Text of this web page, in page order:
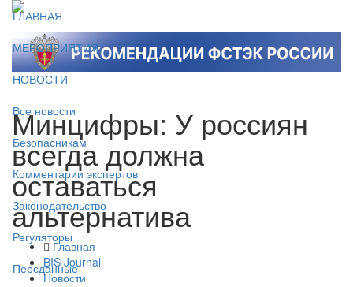
ГЛАВНАЯ
МЕРОПРИЯТИЯ
НОВОСТИ
Все новости
Безопасникам
Комментарии экспертов
Законодательство
Регуляторы
Персданные
Минцифры: У россиян
всегда должна
оставаться
альтернатива
Главная
BIS Journal
Новости